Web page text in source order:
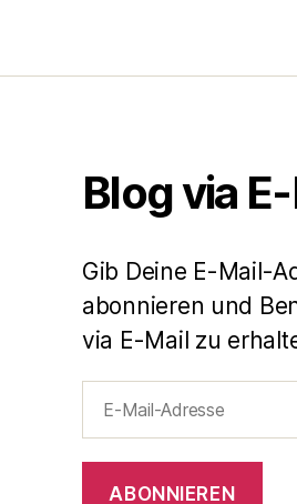
Blog via
Gib Deine E-Mail-
abonnieren und
via E-Mail zu
Mail-
ABONNIEREN